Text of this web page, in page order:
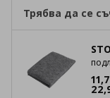
Трябва да се
11,
22,